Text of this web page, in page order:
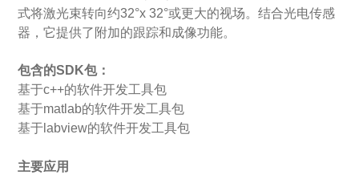
式将激光束转向约32°x 32°或更大的视场。结合光电传感
器，它提供了附加的跟踪和成像功能。
包含的SDK包：
基于c++的软件开发工具包
基于matlab的软件开发工具包
基于labview的软件开发工具包
主要应用